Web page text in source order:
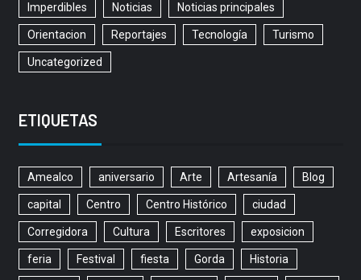
Imperdibles Noticias Noticias principales
Orientacion Reportajes Tecnología Turismo
Uncategorized
ETIQUETAS
Amealco aniversario Arte Artesanía Blog
capital Centro Centro Histórico ciudad
Corregidora Cultura Escritores exposicion
feria Festival fiesta Gorda Historia